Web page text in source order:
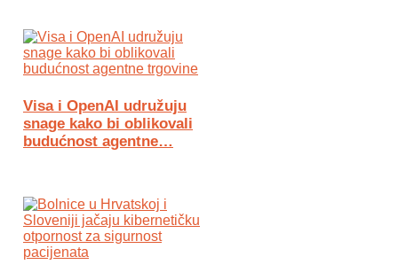
Visa i OpenAI udružuju
snage kako bi oblikovali
budućnost agentne…